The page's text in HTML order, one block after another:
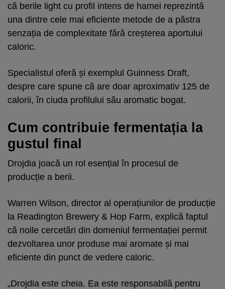
că berile light cu profil intens de hamei reprezintă
una dintre cele mai eficiente metode de a păstra
senzația de complexitate fără creșterea aportului
caloric.
Specialistul oferă și exemplul Guinness Draft,
despre care spune că are doar aproximativ 125 de
calorii, în ciuda profilului său aromatic bogat.
Cum contribuie fermentația la
gustul final
Drojdia joacă un rol esențial în procesul de
producție a berii.
Warren Wilson, director al operațiunilor de producție
la Readington Brewery & Hop Farm, explică faptul
că noile cercetări din domeniul fermentației permit
dezvoltarea unor produse mai aromate și mai
eficiente din punct de vedere caloric.
„Drojdia este cheia. Ea este responsabilă pentru